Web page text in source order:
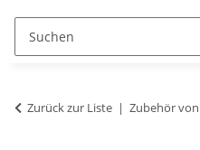
Zurück zur Liste Zubehör